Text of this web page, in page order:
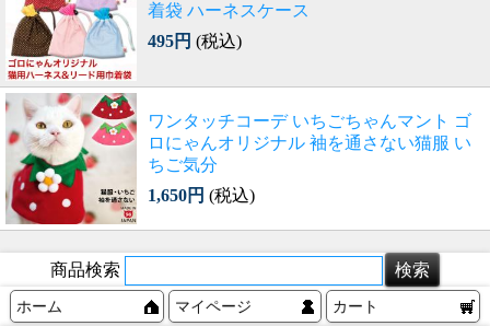
着袋 ハーネスケース
495円 (税込)
ワンタッチコーデ いちごちゃんマント ゴ
ロにゃんオリジナル 袖を通さない猫服 い
ちご気分
1,650円 (税込)
商品検索
ホーム マイページ カート